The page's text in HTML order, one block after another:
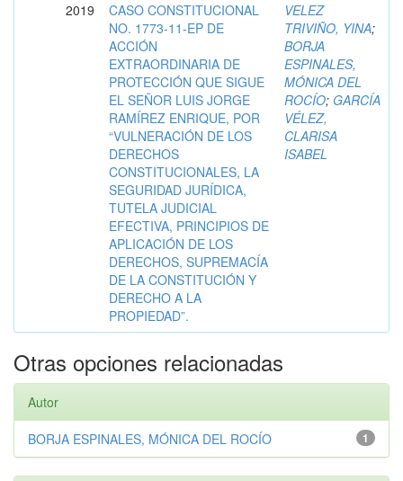
2019
CASO CONSTITUCIONAL
NO. 1773-11-EP DE
ACCIÓN
EXTRAORDINARIA DE
PROTECCIÓN QUE SIGUE
EL SEÑOR LUIS JORGE
RAMÍREZ ENRIQUE, POR
“VULNERACIÓN DE LOS
DERECHOS
CONSTITUCIONALES, LA
SEGURIDAD JURÍDICA,
TUTELA JUDICIAL
EFECTIVA, PRINCIPIOS DE
APLICACIÓN DE LOS
DERECHOS, SUPREMACÍA
DE LA CONSTITUCIÓN Y
DERECHO A LA
PROPIEDAD”.
VELEZ
TRIVIÑO, YINA;
BORJA
ESPINALES,
MÓNICA DEL
ROCÍO; GARCÍA
VÉLEZ,
CLARISA
ISABEL
Otras opciones relacionadas
Autor
1
BORJA ESPINALES, MÓNICA DEL ROCÍO